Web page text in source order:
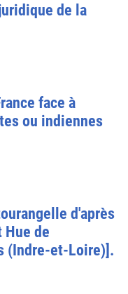
de la
face à
ou indiennes
d'après
Hue de
(Indre-et-Loire)].